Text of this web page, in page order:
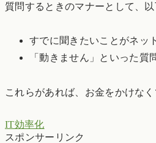
質問するときのマナーとして、
すでに聞きたいことがネッ
「動きません」といった
これらがあれば、お金をかけな
IT効率化
スポンサーリンク